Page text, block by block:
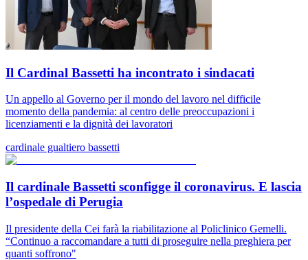
Il Cardinal Bassetti ha incontrato i sindacati
Un appello al Governo per il mondo del lavoro nel difficile
momento della pandemia: al centro delle preoccupazioni i
licenziamenti e la dignità dei lavoratori
cardinale gualtiero bassetti
Il cardinale Bassetti sconfigge il coronavirus. E lascia
l’ospedale di Perugia
Il presidente della Cei farà la riabilitazione al Policlinico Gemelli.
“Continuo a raccomandare a tutti di proseguire nella preghiera per
quanti soffrono"